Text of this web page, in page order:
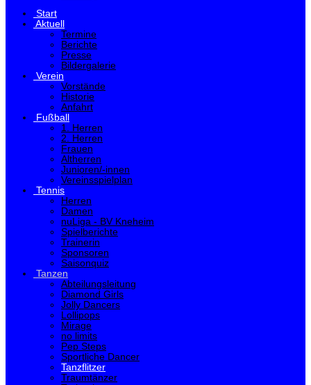
Start
Aktuell
Termine
Berichte
Presse
Bildergalerie
Verein
Vorstände
Historie
Anfahrt
Fußball
1. Herren
2. Herren
Frauen
Altherren
Junioren/-innen
Vereinsspielplan
Tennis
Herren
Damen
nuLiga - BV Kneheim
Spielberichte
Trainerin
Sponsoren
Saisonquiz
Tanzen
Abteilungsleitung
Diamond Girls
Jolly Dancers
Lollipops
Mirage
no limits
Pep Steps
Sportliche Dancer
Tanzflitzer
Traumtänzer